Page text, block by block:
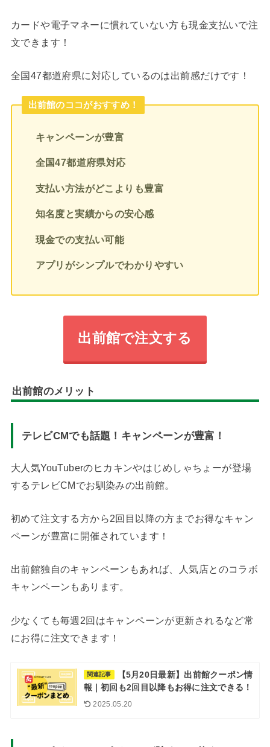
カードや電子マネーに慣れていない方も現金支払いで注
文できます！
全国47都道府県に対応しているのは出前感だけです！
出前館のココがおすすめ！
キャンペーンが豊富
全国47都道府県対応
支払い方法がどこよりも豊富
知名度と実績からの安心感
現金での支払い可能
アプリがシンプルでわかりやすい
出前館で注文する
出前館のメリット
テレビCMでも話題！キャンペーンが豊富！
大人気YouTuberのヒカキンやはじめしゃちょーが登場
するテレビCMでお馴染みの出前館。
初めて注文する方から2回目以降の方までお得なキャン
ペーンが豊富に開催されています！
出前館独自のキャンペーンもあれば、人気店とのコラボ
キャンペーンもあります。
少なくても毎週2回はキャンペーンが更新されるなど常
にお得に注文できます！
関連記事
【5月20日最新】出前館クーポン情
報｜初回も2回目以降もお得に注文できる！
2025.05.20